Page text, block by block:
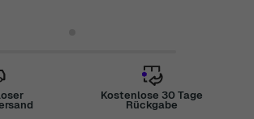
Kostenlose 30 Tage
Rückgabe